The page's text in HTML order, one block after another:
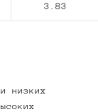
3.83
низких